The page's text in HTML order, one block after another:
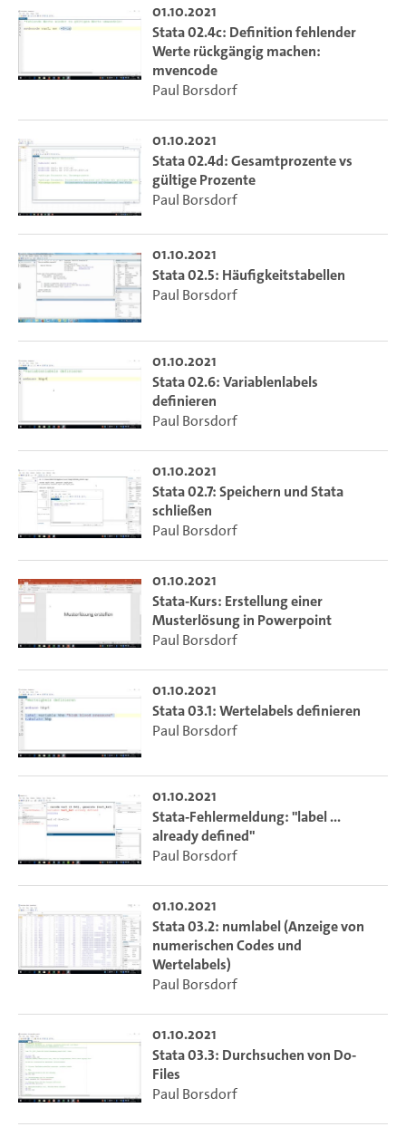
01.10.2021
Stata 02.4c: Definition fehlender
Werte rückgängig machen:
mvencode
Paul Borsdorf
01.10.2021
Stata 02.4d: Gesamtprozente vs
gültige Prozente
Paul Borsdorf
01.10.2021
Stata 02.5: Häufigkeitstabellen
Paul Borsdorf
01.10.2021
Stata 02.6: Variablenlabels
definieren
Paul Borsdorf
01.10.2021
Stata 02.7: Speichern und Stata
schließen
Paul Borsdorf
01.10.2021
Stata-Kurs: Erstellung einer
Musterlösung in Powerpoint
Paul Borsdorf
01.10.2021
Stata 03.1: Wertelabels definieren
Paul Borsdorf
01.10.2021
Stata-Fehlermeldung: "label ...
already defined"
Paul Borsdorf
01.10.2021
Stata 03.2: numlabel (Anzeige von
numerischen Codes und
Wertelabels)
Paul Borsdorf
01.10.2021
Stata 03.3: Durchsuchen von Do-
Files
Paul Borsdorf